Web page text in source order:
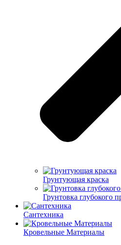
Грунтующая краска
Грунтовка глубокого
Сантехника
Кровельные Материалы